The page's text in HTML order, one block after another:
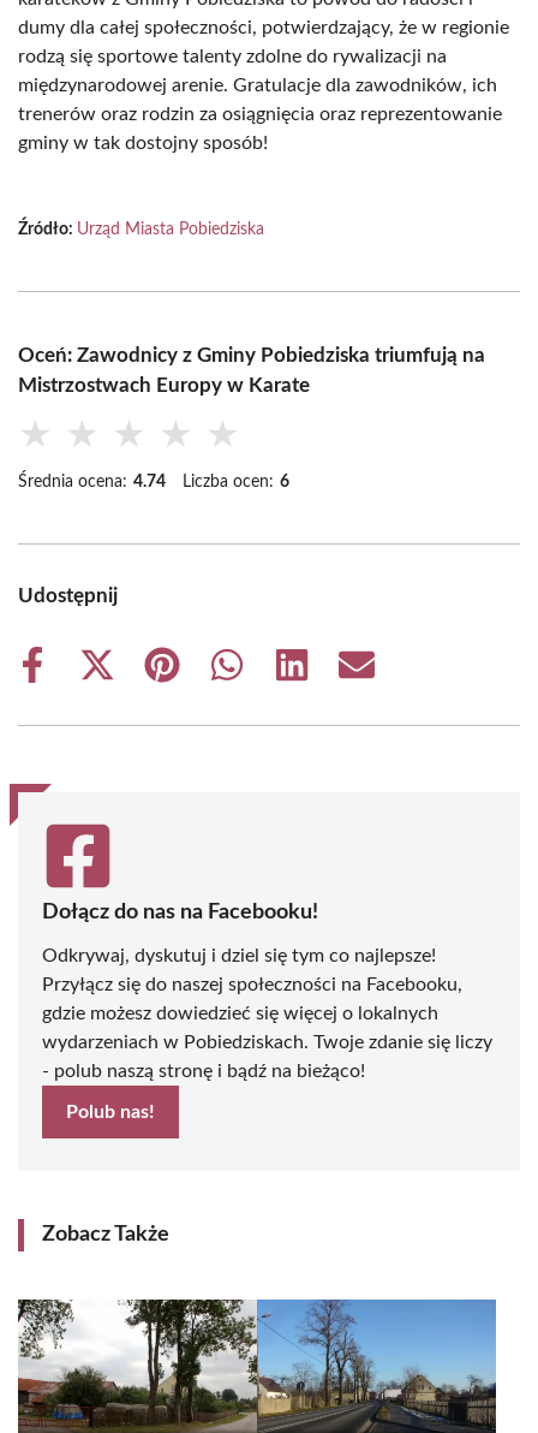
dumy dla całej społeczności, potwierdzający, że w regionie
rodzą się sportowe talenty zdolne do rywalizacji na
międzynarodowej arenie. Gratulacje dla zawodników, ich
trenerów oraz rodzin za osiągnięcia oraz reprezentowanie
gminy w tak dostojny sposób!
Źródło: Urząd Miasta Pobiedziska
Oceń: Zawodnicy z Gminy Pobiedziska triumfują na
Mistrzostwach Europy w Karate
★ ★ ★ ★ ★
Średnia ocena: 4.74 Liczba ocen: 6
Udostępnij
Share
Share
(Twitter)
Share
Share
Share
Share
Dołącz do nas na Facebooku!
Odkrywaj, dyskutuj i dziel się tym co najlepsze!
Przyłącz się do naszej społeczności na Facebooku,
gdzie możesz dowiedzieć się więcej o lokalnych
wydarzeniach w Pobiedziskach. Twoje zdanie się liczy
- polub naszą stronę i bądź na bieżąco!
Polub nas!
Zobacz Także